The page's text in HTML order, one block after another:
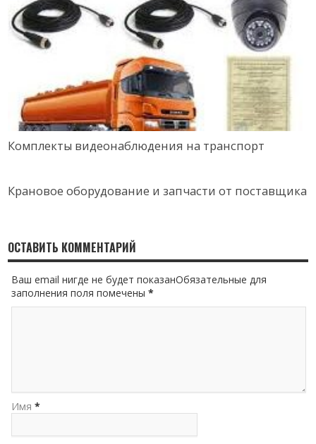
Комплекты видеонаблюдения на транспорт
Крановое оборудование и запчасти от поставщика
ОСТАВИТЬ КОММЕНТАРИЙ
Ваш email нигде не будет показанОбязательные для
заполнения поля помечены*
Имя *